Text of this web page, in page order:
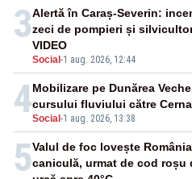
3
Social -1 aug. 2026, 12:44
Alertă în Caraș-Severin:
zeci de pompieri și
VIDEO
4Social -1 aug. 2026, 13:38
Mobilizare pe Dunărea
cursului fluviului către
5Valul de foc lovește
caniculă, urmat de cod roșu